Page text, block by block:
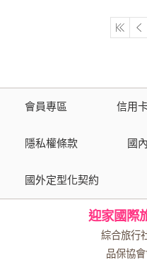
會員專區 信用
隱私權條款 國
國外定型化契約
迎家國際
綜合旅行
品保協